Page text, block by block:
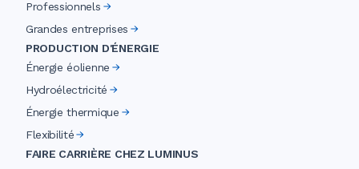
Professionnels
Grandes entreprises
PRODUCTION D'ÉNERGIE
Énergie éolienne
Hydroélectricité
Énergie thermique
Flexibilité
FAIRE CARRIÈRE CHEZ LUMINUS